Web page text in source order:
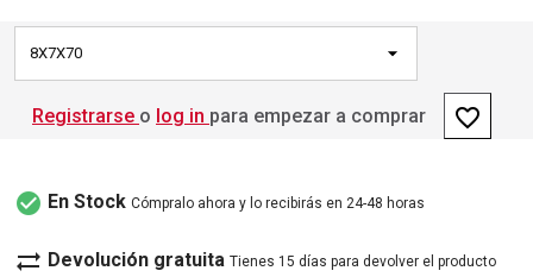
8X7X70
Registrarse o log in para empezar a comprar favorite_border
check_circle En Stock Cómpralo ahora y lo recibirás en 24-48 horas
sync_alt Devolución gratuita Tienes 15 días para devolver el producto